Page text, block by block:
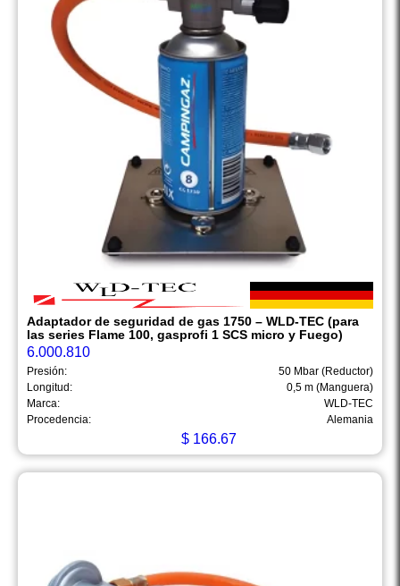
Adaptador de seguridad de gas 1750 – WLD-TEC (para
las series Flame 100, gasprofi 1 SCS micro y Fuego)
6.000.810
Presión:
50 Mbar (Reductor)
Longitud:
0,5 m (Manguera)
Marca:
WLD-TEC
Procedencia:
Alemania
$ 166.67